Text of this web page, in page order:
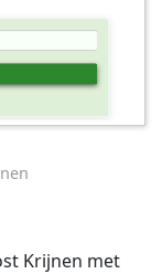
Krijnen met